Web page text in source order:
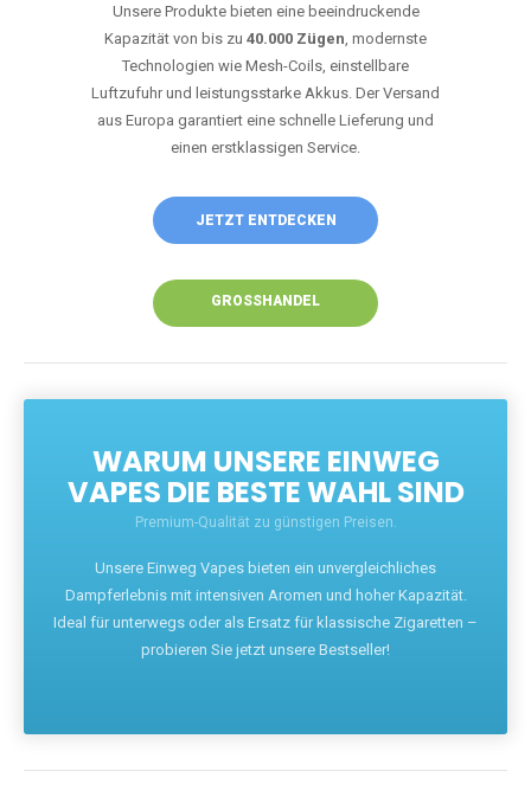
Unsere Produkte bieten eine beeindruckende
Kapazität von bis zu 40.000 Zügen, modernste
Technologien wie Mesh-Coils, einstellbare
Luftzufuhr und leistungsstarke Akkus. Der Versand
aus Europa garantiert eine schnelle Lieferung und
einen erstklassigen Service.
JETZT ENTDECKEN
GROSSHANDEL
WARUM UNSERE EINWEG
VAPES DIE BESTE WAHL SIND
Premium-Qualität zu günstigen Preisen.
Unsere Einweg Vapes bieten ein unvergleichliches
Dampferlebnis mit intensiven Aromen und hoher Kapazität.
Ideal für unterwegs oder als Ersatz für klassische Zigaretten –
probieren Sie jetzt unsere Bestseller!